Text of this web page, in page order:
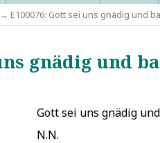
→ E100076: Gott sei uns gnädig und
gnädig und
Gott sei uns gnädig
N.N.